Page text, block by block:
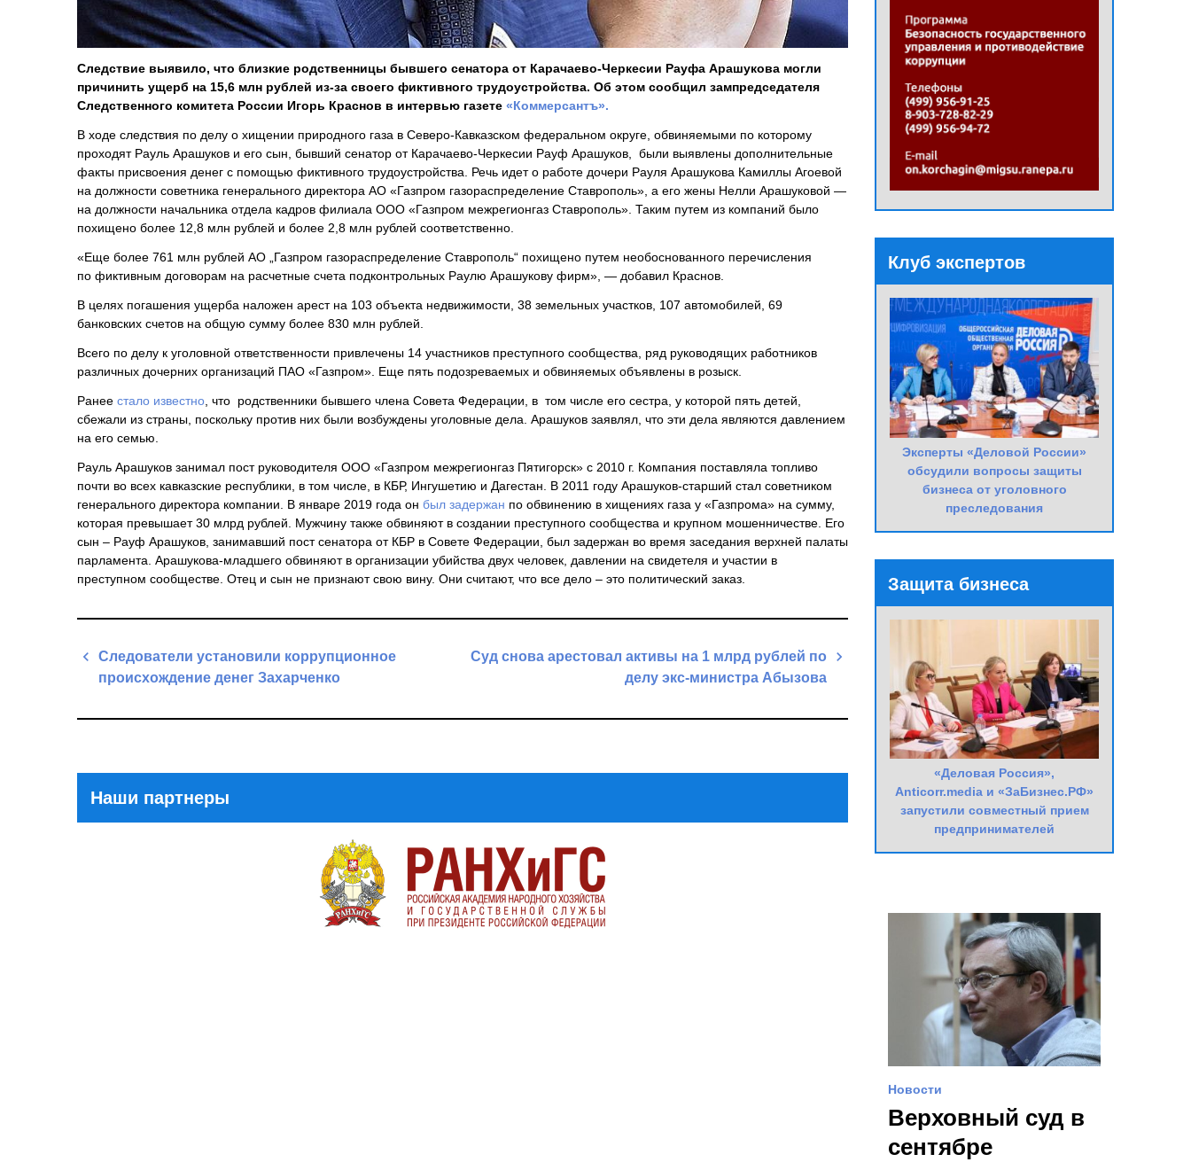
Следствие выявило, что близкие родственницы бывшего сенатора от Карачаево-Черкесии Рауфа Арашукова могли
причинить ущерб на 15,6 млн рублей из-за своего фиктивного трудоустройства. Об этом сообщил зампредседателя
Следственного комитета России Игорь Краснов в интервью газете «Коммерсантъ».
В ходе следствия по делу о хищении природного газа в Северо-Кавказском федеральном округе, обвиняемыми по которому
проходят Рауль Арашуков и его сын, бывший сенатор от Карачаево-Черкесии Рауф Арашуков, были выявлены дополнительные
факты присвоения денег с помощью фиктивного трудоустройства. Речь идет о работе дочери Рауля Арашукова Камиллы Агоевой
на должности советника генерального директора АО «Газпром газораспределение Ставрополь», а его жены Нелли Арашуковой —
на должности начальника отдела кадров филиала ООО «Газпром межрегионгаз Ставрополь». Таким путем из компаний было
похищено более 12,8 млн рублей и более 2,8 млн рублей соответственно.
«Еще более 761 млн рублей АО „Газпром газораспределение Ставрополь“ похищено путем необоснованного перечисления
по фиктивным договорам на расчетные счета подконтрольных Раулю Арашукову фирм», — добавил Краснов.
В целях погашения ущерба наложен арест на 103 объекта недвижимости, 38 земельных участков, 107 автомобилей, 69
банковских счетов на общую сумму более 830 млн рублей.
Всего по делу к уголовной ответственности привлечены 14 участников преступного сообщества, ряд руководящих работников
различных дочерних организаций ПАО «Газпром». Еще пять подозреваемых и обвиняемых объявлены в розыск.
Ранее стало известно , что родственники бывшего члена Совета Федерации, в том числе его сестра, у которой пять детей,
сбежали из страны, поскольку против них были возбуждены уголовные дела. Арашуков заявлял, что эти дела являются давлением
на его семью.
Рауль Арашуков занимал пост руководителя ООО «Газпром межрегионгаз Пятигорск» с 2010 г. Компания поставляла топливо
почти во всех кавказские республики, в том числе, в КБР, Ингушетию и Дагестан. В 2011 году Арашуков-старший стал советником
генерального директора компании. В январе 2019 года он был задержан по обвинению в хищениях газа у «Газпрома» на сумму,
которая превышает 30 млрд рублей. Мужчину также обвиняют в создании преступного сообщества и крупном мошенничестве. Его
сын – Рауф Арашуков, занимавший пост сенатора от КБР в Совете Федерации, был задержан во время заседания верхней палаты
парламента. Арашукова-младшего обвиняют в организации убийства двух человек, давлении на свидетеля и участии в
преступном сообществе. Отец и сын не признают свою вину. Они считают, что все дело – это политический заказ.
Навигация
по
Следователи установили коррупционное
происхождение денег Захарченко
Суд снова арестовал активы на 1 млрд рублей по
делу экс-министра Абызова
Наши партнеры
Клуб экспертов
Эксперты «Деловой России»
обсудили вопросы защиты
бизнеса от уголовного
преследования
Защита бизнеса
«Деловая Россия»,
Anticorr.media и «ЗаБизнес.РФ»
запустили совместный прием
предпринимателей
Новости
Верховный суд в
сентябре